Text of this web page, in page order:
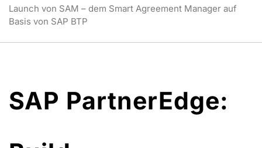
Launch von SAM – dem Smart Agreement Manager auf
Basis von SAP BTP
SAP PartnerEdge: